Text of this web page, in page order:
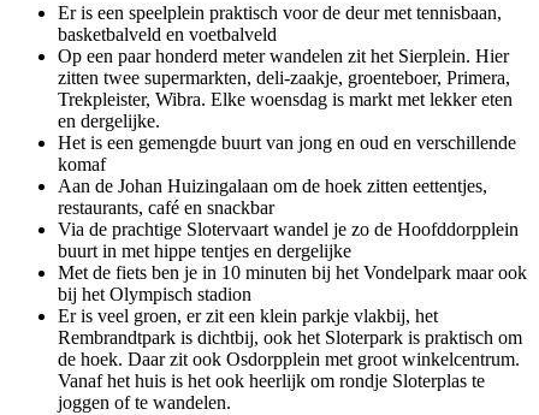
Er is een speelplein praktisch voor de deur met tennisbaan,
basketbalveld en voetbalveld
Op een paar honderd meter wandelen zit het Sierplein. Hier
zitten twee supermarkten, deli-zaakje, groenteboer, Primera,
Trekpleister, Wibra. Elke woensdag is markt met lekker eten
en dergelijke.
Het is een gemengde buurt van jong en oud en verschillende
komaf
Aan de Johan Huizingalaan om de hoek zitten eettentjes,
restaurants, café en snackbar
Via de prachtige Slotervaart wandel je zo de Hoofddorpplein
buurt in met hippe tentjes en dergelijke
Met de fiets ben je in 10 minuten bij het Vondelpark maar ook
bij het Olympisch stadion
Er is veel groen, er zit een klein parkje vlakbij, het
Rembrandtpark is dichtbij, ook het Sloterpark is praktisch om
de hoek. Daar zit ook Osdorpplein met groot winkelcentrum.
Vanaf het huis is het ook heerlijk om rondje Sloterplas te
joggen of te wandelen.